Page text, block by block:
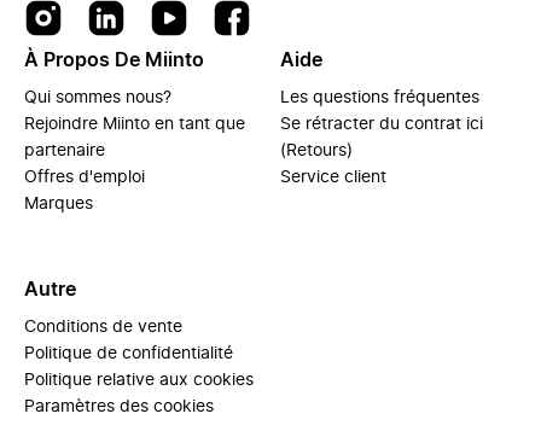
À Propos De Miinto
Qui sommes nous?
Rejoindre Miinto en tant que
partenaire
Offres d'emploi
Marques
Aide
Les questions fréquentes
Se rétracter du contrat ici
(Retours)
Service client
Autre
Conditions de vente
Politique de confidentialité
Politique relative aux cookies
Paramètres des cookies